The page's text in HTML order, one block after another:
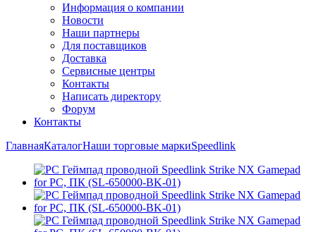
Информация о компании
Новости
Наши партнеры
Для поставщиков
Доставка
Сервисные центры
Контакты
Написать директору
Форум
Контакты
ГлавнаяКаталогНаши торговые маркиSpeedlink